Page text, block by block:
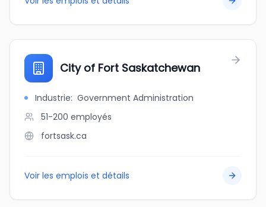
City of Fort Saskatchewan
Industrie: Government Administration
51-200 employés
fortsask.ca
Voir les emplois et détails